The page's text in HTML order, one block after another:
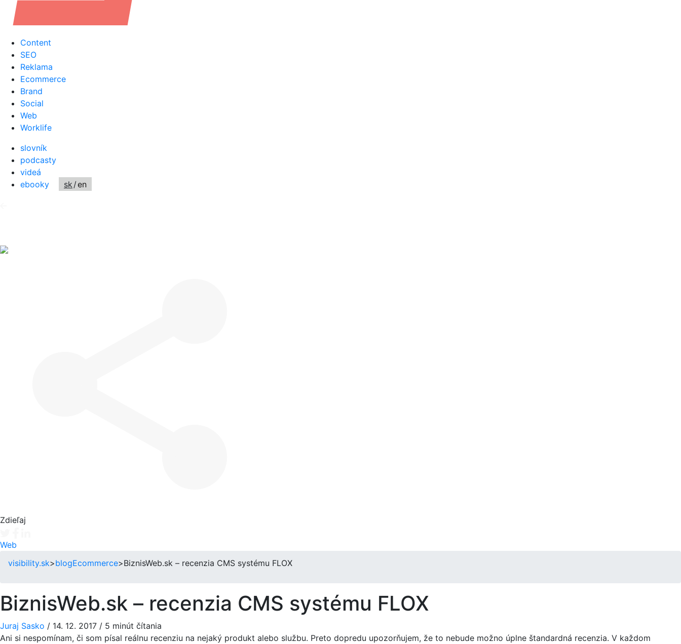
Content
SEO
Reklama
Ecommerce
Brand
Social
Web
Worklife
slovník
podcasty
videá
ebooky
sk/en
Zdieľaj
Web
visibility.sk>blogEcommerce>BiznisWeb.sk – recenzia CMS systému FLOX
BiznisWeb.sk – recenzia CMS systému FLOX
Juraj Sasko / 14. 12. 2017 / 5 minút čítania
Ani si nespomínam, či som písal reálnu recenziu na nejaký produkt alebo službu. Preto dopredu upozorňujem, že to nebude možno úplne štandardná recenzia. V každom